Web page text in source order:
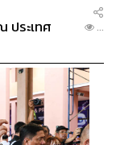
ประเทศ
...